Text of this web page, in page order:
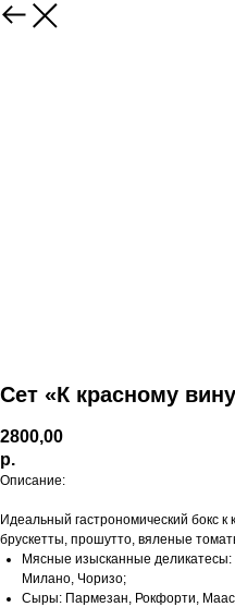
Сет «К красному
2800,00
р.
Описание:
Идеальный гастрономический бокс
брускетты, прошутто, вяленые
Мясные изысканные
Милано, Чоризо;
Cыры: Пармезан, Рокфорти,